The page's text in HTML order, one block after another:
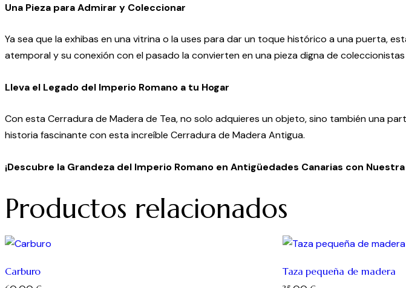
Una Pieza para Admirar y Coleccionar
Ya sea que la exhibas en una vitrina o la uses para dar un toque histórico a una puerta,
atemporal y su conexión con el pasado la convierten en una pieza digna de
Lleva el Legado del Imperio Romano a tu Hogar
Con esta Cerradura de Madera de Tea, no solo adquieres un objeto, sino también una
historia fascinante con esta increíble Cerradura de Madera Antigua.
¡Descubre la Grandeza del Imperio Romano en Antigüedades Canarias con
Productos relacionados
Carburo Taza pequeña de madera